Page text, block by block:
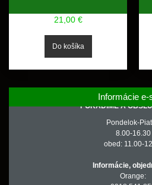
21,00 €
Informácie e-
PORADÍME A
Pondelok-
8.00-16.30
obed: 11.00-
Informácie,
Orange: